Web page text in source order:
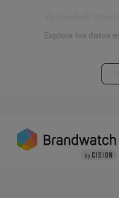
Explora los datos